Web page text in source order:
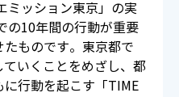
ミッション東京」の実
の10年間の行動が重要
たものです。東京都で
いくことをめざし、都
行動を起こす「TIME